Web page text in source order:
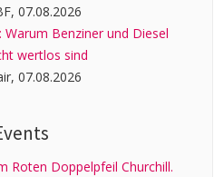
07.08.2026
Benziner und Diesel
wertlos sind
07.08.2026
Roten Doppelpfeil Churchill.